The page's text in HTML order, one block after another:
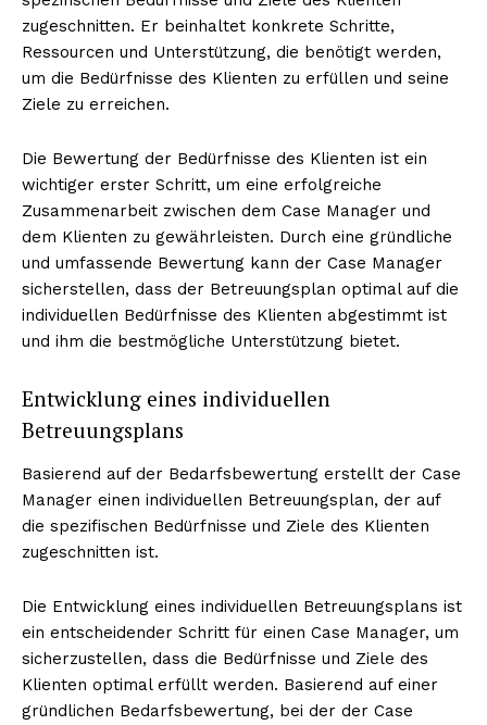
zugeschnitten. Er beinhaltet konkrete Schritte,
Ressourcen und Unterstützung, die benötigt werden,
um die Bedürfnisse des Klienten zu erfüllen und seine
Ziele zu erreichen.
Die Bewertung der Bedürfnisse des Klienten ist ein
wichtiger erster Schritt, um eine erfolgreiche
Zusammenarbeit zwischen dem Case Manager und
dem Klienten zu gewährleisten. Durch eine gründliche
und umfassende Bewertung kann der Case Manager
sicherstellen, dass der Betreuungsplan optimal auf die
individuellen Bedürfnisse des Klienten abgestimmt ist
und ihm die bestmögliche Unterstützung bietet.
Entwicklung eines individuellen
Betreuungsplans
Basierend auf der Bedarfsbewertung erstellt der Case
Manager einen individuellen Betreuungsplan, der auf
die spezifischen Bedürfnisse und Ziele des Klienten
zugeschnitten ist.
Die Entwicklung eines individuellen Betreuungsplans ist
ein entscheidender Schritt für einen Case Manager, um
sicherzustellen, dass die Bedürfnisse und Ziele des
Klienten optimal erfüllt werden. Basierend auf einer
gründlichen Bedarfsbewertung, bei der der Case